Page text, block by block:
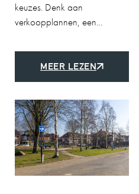
keuzes. Denk aan
verkoopplannen, een…
MEER LEZEN